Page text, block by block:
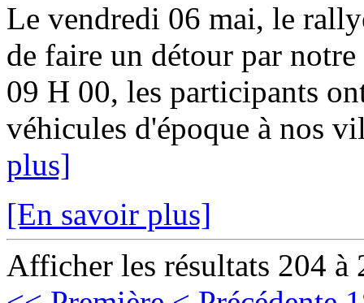
Le vendredi 06 mai, le
de faire un détour par
09 H 00, les participants
véhicules d'époque à nos
plus]
[En savoir plus]
Afficher les résultats 204 à